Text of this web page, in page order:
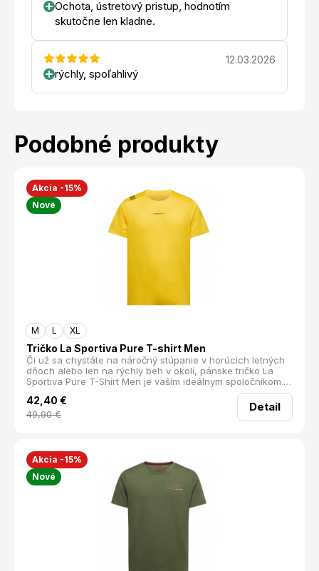
Ochota, ústretový pristup, hodnotím
skutočne len kladne.
12.03.2026
rýchly, spoľahlivý
Podobné produkty
Akcia -15%
Nové
M L XL
Tričko La Sportiva Pure T-shirt Men
Či už sa chystáte na náročný stúpanie v horúcich letných
dňoch alebo len na rýchly beh v okolí, pánske tričko La
Sportiva Pure T-Shirt Men je vaším ideálnym spoločníkom.
Minimalistický dizajn a funkčné vlastnosti robia z tohto
trička základný prvok šatníka každého trailového bežca.
42,40 €
49,90€
Detail
Akcia -15%
Nové